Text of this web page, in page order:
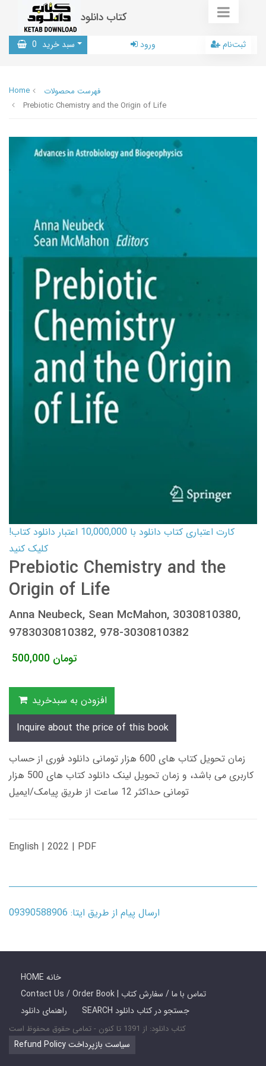
کتاب دانلود
سبد خرید 0 ورود ثبت‌نام
Home
فهرست محصولات
Prebiotic Chemistry and the Origin of Life
کارت اعتباری کتاب دانلود با 10,000,000 اعتبار دانلود کتاب!
کلیک کنید
Prebiotic Chemistry and the
Origin of Life
Anna Neubeck, Sean McMahon, 3030810380,
9783030810382, 978-3030810382
500,000 تومان
افزودن به سبدخرید
Inquire about the price of this book
زمان تحویل کتاب های 600 هزار تومانی دانلود فوری از حساب
کاربری می باشد، و زمان تحویل لینک دانلود کتاب های 500 هزار
تومانی حداکثر 12 ساعت از طریق پیامک/ایمیل
English | 2022 | PDF
ارسال پیام از طریق ایتا: 09390588906
HOME خانه
Contact Us / Order Book | تماس با ما / سفارش کتاب
راهنمای دانلود
SEARCH جستجو در کتاب دانلود
کتاب دانلود: از 1391 تا کنون - تمامی حقوق محفوظ است
Refund Policy سیاست بازپرداخت